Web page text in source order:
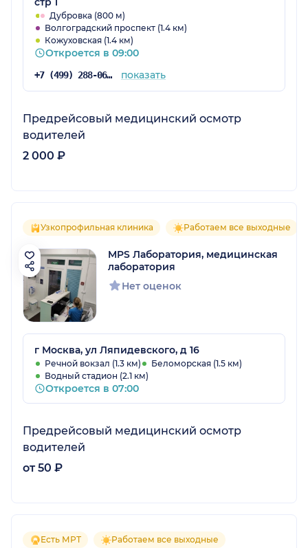
Дубровка (800 м)
Волгоградский проспект (1.4 км)
Кожуховская (1.4 км)
Откроется в 09:00
+7 (499) 288-06-02 показать
Предрейсовый медицинский осмотр
водителей
2 000 ₽
Узкопрофильная клиника Работаем все выходные
MPS Лаборатория, медицинская
лаборатория
Нет оценок
г Москва, ул Ляпидевского, д 16
Речной вокзал (1.3 км)
Беломорская (1.5 км)
Водный стадион (2.1 км)
Откроется в 07:00
Предрейсовый медицинский осмотр
водителей
от 50 ₽
Есть МРТ Работаем все выходные